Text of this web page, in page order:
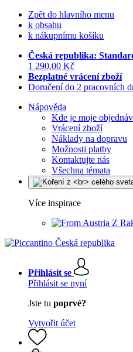
Zpět do hlavního menu
k obsahu
k nákupnímu košíku
Česká republika:
1 290,00 Kč
Bezplatné vrácení zboží
Doručení do 2 pracovních
Nápověda
Kde je moje
Vrácení zboží
Náklady na dopravu
Možnosti platby
Kontaktujte nás
Všechna témata
Více inspirace
Z
Přihlásit se
Přihlásit se nyní
Jste tu poprvé?
Vytvořit účet